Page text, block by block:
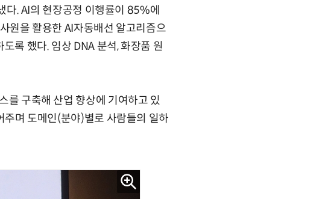
다. AI의 현장공정 이행률이 85%에
원을 활용한 AI자동배선 알고리즘으
록 했다. 임상 DNA 분석, 화장품 원
를 구축해 산업 향상에 기여하고 있
주며 도메인(분야)별로 사람들의 일하